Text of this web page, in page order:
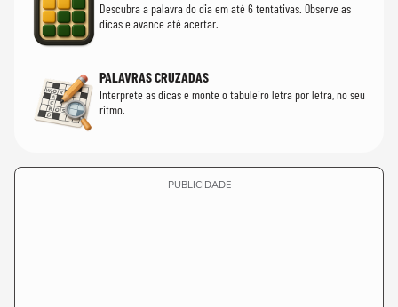
Descubra a palavra do dia em até 6 tentativas. Observe as
dicas e avance até acertar.
PALAVRAS CRUZADAS
Interprete as dicas e monte o tabuleiro letra por letra, no seu
ritmo.
PUBLICIDADE